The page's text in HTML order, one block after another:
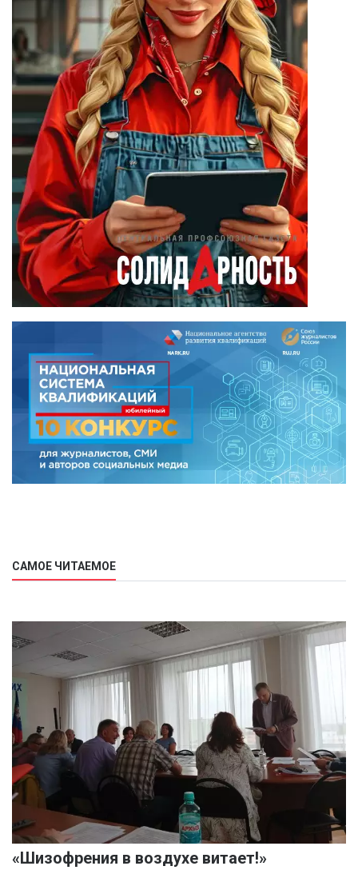
САМОЕ ЧИТАЕМОЕ
«Шизофрения в воздухе витает!»